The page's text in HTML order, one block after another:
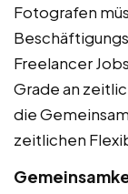
Fotografen
Freelancer
Grade an
die
zeitlichen